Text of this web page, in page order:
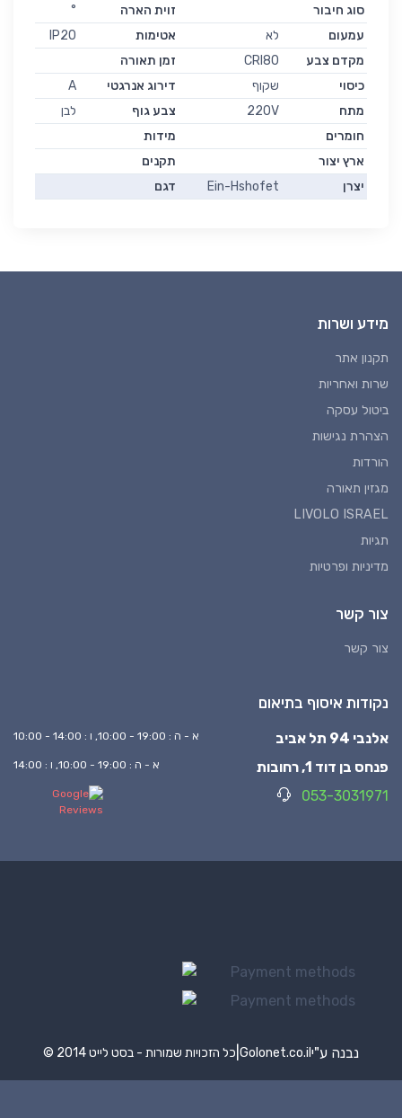
סוג חיבור
זוית הארה
°
עמעום
לא אטימות
IP20
מקדם צבע
CRI80
זמן תאורה
כיסוי
שקוף דירוג אנרגטי
A
מתח
220V צבע גוף
לבן
חומרים
מידות
ארץ יצור
תקנים
יצרן
Ein-Hshofet דגם
מידע ושרות
תקנון אתר
שרות ואחריות
ביטול עסקה
הצהרת נגישות
הורדות
מגזין תאורה
LIVOLO ISRAEL
תגיות
מדיניות ופרטיות
צור קשר
צור קשר
נקודות איסוף בתיאום
אלנבי 94 תל אביב א - ה : 19:00 - 10:00, ו : 14:00 - 10:00
פנחס בן דוד 1, רחובות א - ה : 19:00 - 10:00, ו : 14:00
053-3031971
© 2014 כל הזכויות שמורות - בסט לייט Golonet.co.il נבנה ע"י